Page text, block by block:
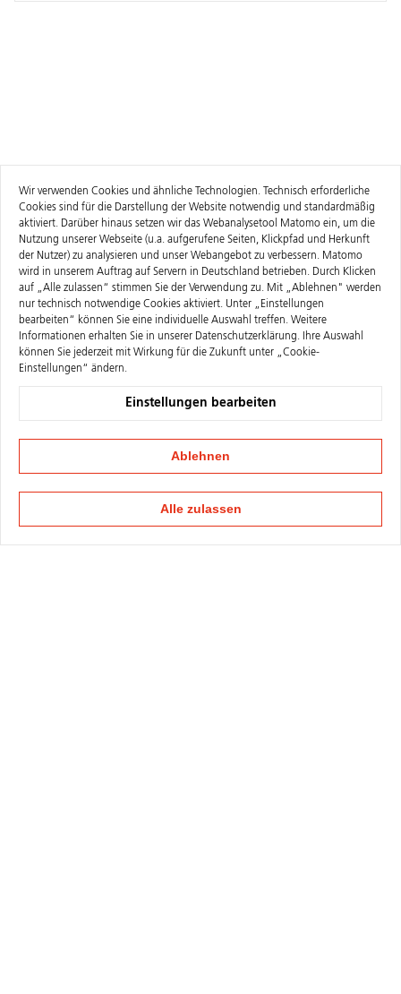
Wir verwenden Cookies und ähnliche Technologien. Technisch erforderliche
Cookies sind für die Darstellung der Website notwendig und standardmäßig
aktiviert. Darüber hinaus setzen wir das Webanalysetool Matomo ein, um die
Nutzung unserer Webseite (u.a. aufgerufene Seiten, Klickpfad und Herkunft
der Nutzer) zu analysieren und unser Webangebot zu verbessern. Matomo
wird in unserem Auftrag auf Servern in Deutschland betrieben. Durch Klicken
auf „Alle zulassen“ stimmen Sie der Verwendung zu. Mit „Ablehnen" werden
nur technisch notwendige Cookies aktiviert. Unter „Einstellungen
bearbeiten“ können Sie eine individuelle Auswahl treffen. Weitere
Informationen erhalten Sie in unserer Datenschutzerklärung. Ihre Auswahl
können Sie jederzeit mit Wirkung für die Zukunft unter „Cookie-
Einstellungen“ ändern.
Einstellungen bearbeiten
Ablehnen
Alle zulassen